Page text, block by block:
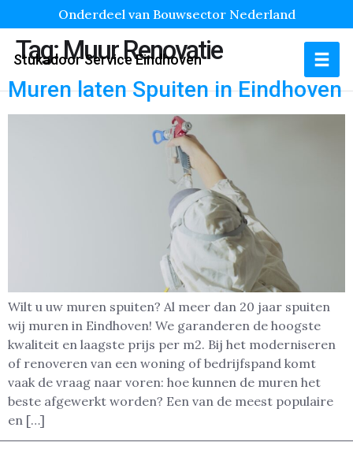
Onderdeel van Bouwsector Nederland
Stukadoor Service Eindhoven
Tag:Muur Renovatie
Muren laten Spuiten in Eindhoven
Wilt u uw muren spuiten? Al meer dan 20 jaar spuiten
wij muren in Eindhoven! We garanderen de hoogste
kwaliteit en laagste prijs per m2. Bij het moderniseren
of renoveren van een woning of bedrijfspand komt
vaak de vraag naar voren: hoe kunnen de muren het
beste afgewerkt worden? Een van de meest populaire
en […]